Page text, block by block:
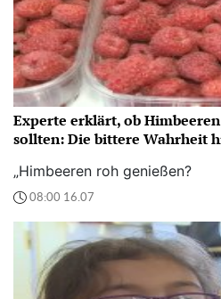
Experte erklärt, ob
sollten: Die bittere Wahrheit
„Himbeeren roh genießen?
08:00 16.07